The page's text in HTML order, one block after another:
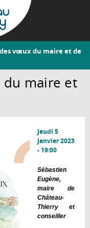
vœux du maire et de
maire et
Jeudi 5
Janvier 2023
- 19:00
Sébastien
Eugène,
maire de
Château-
Thierry et
conseiller